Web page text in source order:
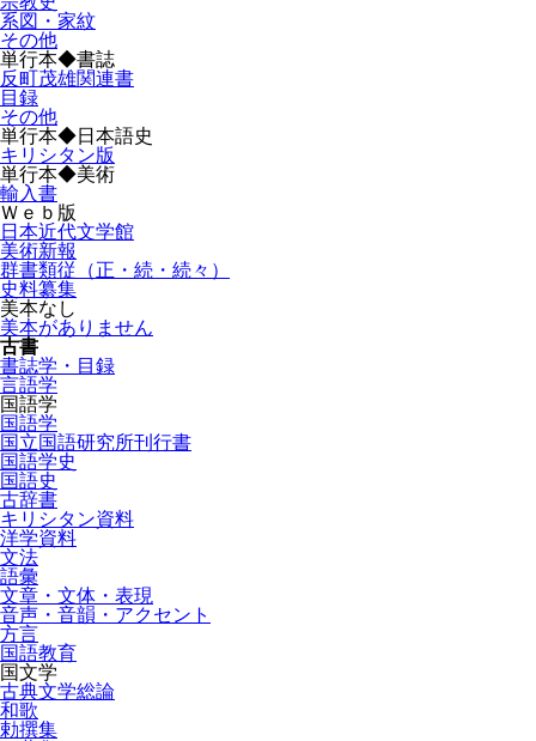
系図・家紋
その他
単行本◆書誌
反町茂雄関連書
目録
その他
単行本◆日本語史
キリシタン版
単行本◆美術
輸入書
Ｗｅｂ版
日本近代文学館
美術新報
群書類従（正・続・続々）
史料纂集
美本なし
美本がありません
古書
書誌学・目録
言語学
国語学
国語学
国立国語研究所刊行書
国語学史
国語史
古辞書
キリシタン資料
洋学資料
文法
語彙
文章・文体・表現
音声・音韻・アクセント
方言
国語教育
国文学
古典文学総論
和歌
勅撰集